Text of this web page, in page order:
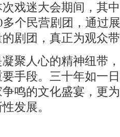
戏迷大会期间，其
个民营剧团，通过
剧团，真正为观众
人心的精神纽带，
手段。三十年如一
鸣的文化盛宴，更
发展。